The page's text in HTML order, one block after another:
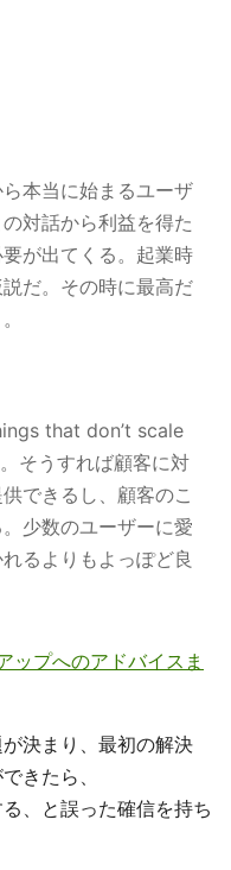
本当に始まるユーザ
対話から利益を得た
が出てくる。起業時
だ。その時に最高だ
that don’t scale
そうすれば顧客に対
できるし、顧客のこ
少数のユーザーに愛
るよりもよっぽど良
プへのアドバイスま
決まり、最初の解決
きたら、
、と誤った確信を持ち